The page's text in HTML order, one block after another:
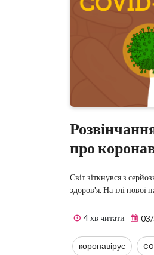
про
Світ зіткнувся з
здоров'я. На тлі нової
4 хв читати
коронавірус